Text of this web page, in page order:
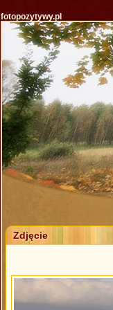
fotopozytywy.pl
Zdjęcie